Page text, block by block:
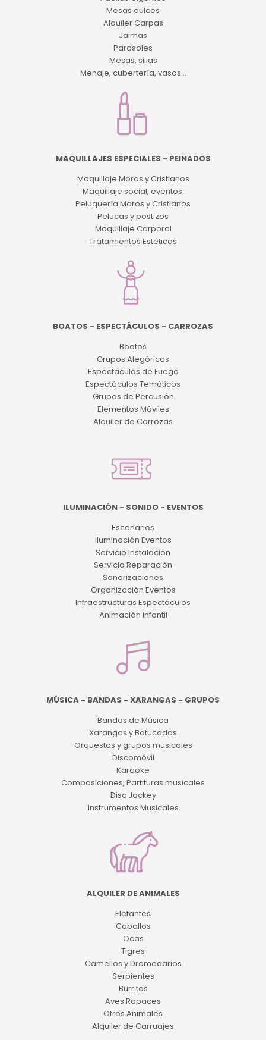
Mesas dulces
Alquiler Carpas
Jaimas
Parasoles
Mesas, sillas
Menaje, cubertería, vasos...
MAQUILLAJES ESPECIALES - PEINADOS
Maquillaje Moros y Cristianos
Maquillaje social, eventos.
Peluquería Moros y Cristianos
Pelucas y postizos
Maquillaje Corporal
Tratamientos Estéticos
BOATOS - ESPECTÁCULOS - CARROZAS
Boatos
Grupos Alegóricos
Espectáculos de Fuego
Espectáculos Temáticos
Grupos de Percusión
Elementos Móviles
Alquiler de Carrozas
ILUMINACIÓN - SONIDO - EVENTOS
Escenarios
Iluminación Eventos
Servicio Instalación
Servicio Reparación
Sonorizaciones
Organización Eventos
Infraestructuras Espectáculos
Animación Infantil
MÚSICA - BANDAS - XARANGAS - GRUPOS
Bandas de Música
Xarangas y Batucadas
Orquestas y grupos musicales
Discomóvil
Karaoke
Composiciones, Partituras musicales
Disc Jockey
Instrumentos Musicales
ALQUILER DE ANIMALES
Elefantes
Caballos
Ocas
Tigres
Camellos y Dromedarios
Serpientes
Burritas
Aves Rapaces
Otros Animales
Alquiler de Carruajes